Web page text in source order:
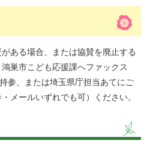
ある場合、または協賛を廃止する
巣市こども応援課へファックス
参、または埼玉県庁担当あてにご
メールいずれでも可）ください。